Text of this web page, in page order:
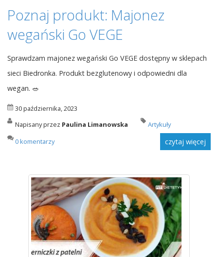
Poznaj produkt: Majonez
wegański Go VEGE
Sprawdzam majonez wegański Go VEGE dostępny w sklepach
sieci Biedronka. Produkt bezglutenowy i odpowiedni dla
wegan. 🥗
30 października, 2023
Napisany przez Paulina Limanowska
Artykuły
0 komentarzy
czytaj więcej